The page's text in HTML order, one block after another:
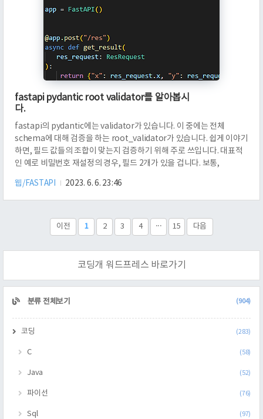
fastapi pydantic root validator를 알아봅시
다.
fastapi의 pydantic에는 validator가 있습니다. 이 중에는 전체
schema에 대해 검증을 하는 root_validator가 있습니다. 쉽게 이야기
하면, 필드 값들의 조합이 맞는지 검증하기 위해 주로 쓰입니다. 대표적
인 예로 비밀번호 재설정의 경우, 필드 2개가 있을 겁니다. 보통,
하는 검증 조건을 추가해야 할 때 쓰여요. 두 개의 필드 값을 비교하고 있
잖아요? 예제를 통해 어떻게 쓰는지 간단하게 알아보겠습니다. 먼저
/res가 있습니다. schema.py에 있는 ResRequest입니다. 정수를 받
는 x와 y가 있습..
웹/FASTAPI 2023. 6. 6. 23:46
이전 1 2 3 4 ··· 15 다음
코딩개 워드프레스 바로가기
CATEGORY
분류 전체보기 (904)
코딩 (283)
C (58)
Java (52)
파이선 (76)
Sql (97)